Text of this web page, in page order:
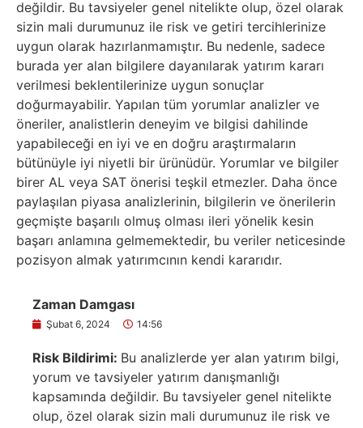
değildir. Bu tavsiyeler genel nitelikte olup, özel olarak
sizin mali durumunuz ile risk ve getiri tercihlerinize
uygun olarak hazırlanmamıştır. Bu nedenle, sadece
burada yer alan bilgilere dayanılarak yatırım kararı
verilmesi beklentilerinize uygun sonuçlar
doğurmayabilir. Yapılan tüm yorumlar analizler ve
öneriler, analistlerin deneyim ve bilgisi dahilinde
yapabileceği en iyi ve en doğru araştırmaların
bütünüyle iyi niyetli bir ürünüdür. Yorumlar ve bilgiler
birer AL veya SAT önerisi teşkil etmezler. Daha önce
paylaşılan piyasa analizlerinin, bilgilerin ve önerilerin
geçmişte başarılı olmuş olması ileri yönelik kesin
başarı anlamına gelmemektedir, bu veriler neticesinde
pozisyon almak yatırımcının kendi kararıdır.
Zaman Damgası
Şubat 6, 2024 14:56
Risk Bildirimi: Bu analizlerde yer alan yatırım bilgi,
yorum ve tavsiyeler yatırım danışmanlığı
kapsamında değildir. Bu tavsiyeler genel nitelikte
olup, özel olarak sizin mali durumunuz ile risk ve